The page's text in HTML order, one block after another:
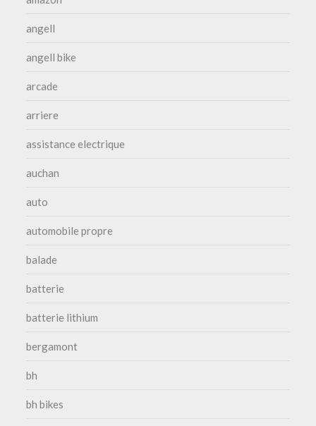
angell
angell bike
arcade
arriere
assistance electrique
auchan
auto
automobile propre
balade
batterie
batterie lithium
bergamont
bh
bh bikes